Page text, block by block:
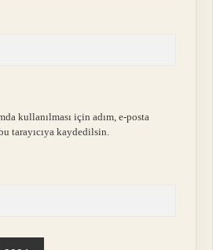
kullanılması için adım, e-posta
tarayıcıya kaydedilsin.